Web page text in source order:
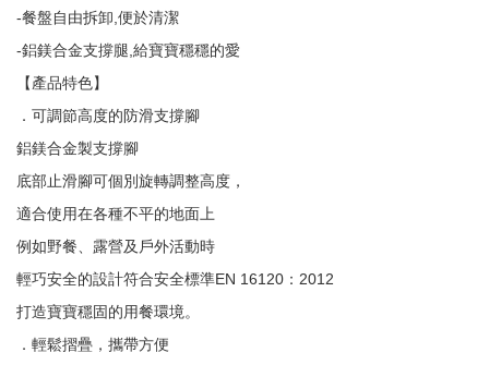
-餐盤自由拆卸,便於清潔
-鋁鎂合金支撐腿,給寶寶穩穩的愛
【產品特色】
．可調節高度的防滑支撐腳
鋁鎂合金製支撐腳
底部止滑腳可個別旋轉調整高度，
適合使用在各種不平的地面上
例如野餐、露營及戶外活動時
輕巧安全的設計符合安全標準EN 16120：2012
打造寶寶穩固的用餐環境。
．輕鬆摺疊，攜帶方便